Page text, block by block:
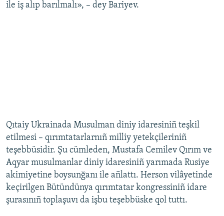
ile iş alıp barılmalı», – dey Bariyev.
Qıtaiy Ukrainada Musulman diniy idaresiniñ teşkil
etilmesi – qırımtatarlarnıñ milliy yetekçileriniñ
teşebbüsidir. Şu cümleden, Mustafa Cemilev Qırım ve
Aqyar musulmanlar diniy idaresiniñ yarımada Rusiye
akimiyetine boysunğanı ile añlattı. Herson vilâyetinde
keçirilgen Bütündünya qırımtatar kongressiniñ idare
şurasınıñ toplaşuvı da işbu teşebbüske qol tuttı.